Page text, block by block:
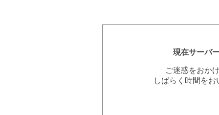
現在サーバ
ご迷惑をおか
しばらく時間を